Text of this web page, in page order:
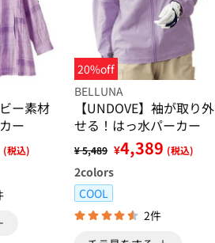
ー素材
ー
(税込)
20%off
BELLUNA
【UNDOVE】袖が取り外
せる！はっ水パーカー
¥ 5,489 ¥4,389 (税込)
2colors
COOL
2件